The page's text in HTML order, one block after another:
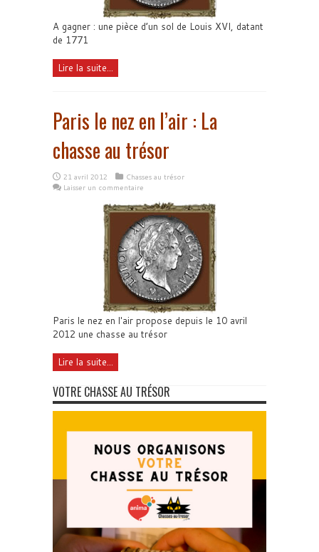
A gagner : une pièce d’un sol de Louis XVI, datant
de 1771
Lire la suite...
Paris le nez en l’air : La
chasse au trésor
21 avril 2012
Chasses au trésor
Laisser un commentaire
Paris le nez en l'air propose depuis le 10 avril
2012 une chasse au trésor
Lire la suite...
VOTRE CHASSE AU TRÉSOR